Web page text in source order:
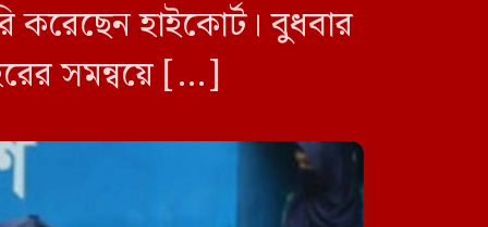
হাইকোর্ট। বুধবার
সমন্বয়ে […]